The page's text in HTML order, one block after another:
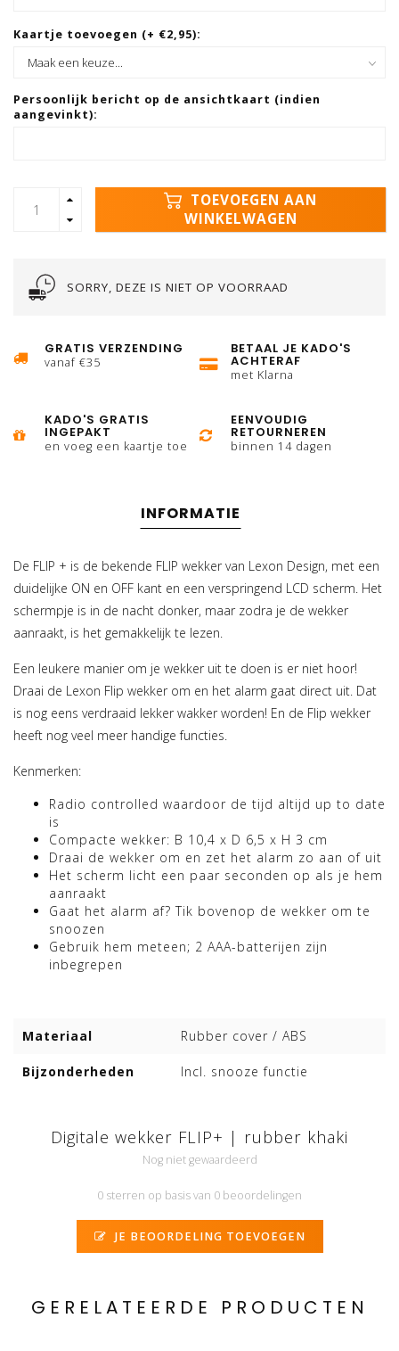
Kaartje toevoegen (+ €2,95):
Persoonlijk bericht op de ansichtkaart (indien
aangevinkt):
TOEVOEGEN AAN
WINKELWAGEN
SORRY, DEZE IS NIET OP VOORRAAD
GRATIS VERZENDING
vanaf €35
BETAAL JE KADO'S
ACHTERAF
met Klarna
KADO'S GRATIS
INGEPAKT
en voeg een kaartje toe
EENVOUDIG
RETOURNEREN
binnen 14 dagen
INFORMATIE
De FLIP + is de bekende FLIP wekker van Lexon Design, met een
duidelijke ON en OFF kant en een verspringend LCD scherm. Het
schermpje is in de nacht donker, maar zodra je de wekker
aanraakt, is het gemakkelijk te lezen.
Een leukere manier om je wekker uit te doen is er niet hoor!
Draai de Lexon Flip wekker om en het alarm gaat direct uit. Dat
is nog eens verdraaid lekker wakker worden! En de Flip wekker
heeft nog veel meer handige functies.
Kenmerken:
Radio controlled waardoor de tijd altijd up to date
is
Compacte wekker: B 10,4 x D 6,5 x H 3 cm
Draai de wekker om en zet het alarm zo aan of uit
Het scherm licht een paar seconden op als je hem
aanraakt
Gaat het alarm af? Tik bovenop de wekker om te
snoozen
Gebruik hem meteen; 2 AAA-batterijen zijn
inbegrepen
Materiaal Rubber cover / ABS
Bijzonderheden Incl. snooze functie
Digitale wekker FLIP+ | rubber khaki
Nog niet gewaardeerd
0 sterren op basis van 0 beoordelingen
JE BEOORDELING TOEVOEGEN
GERELATEERDE PRODUCTEN